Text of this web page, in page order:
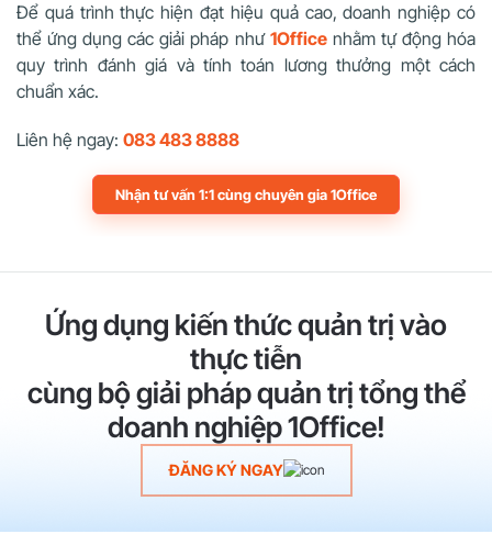
Để quá trình thực hiện đạt hiệu quả cao, doanh nghiệp có
thể ứng dụng các giải pháp như 1Office nhằm tự động hóa
quy trình đánh giá và tính toán lương thưởng một cách
chuẩn xác.
Liên hệ ngay: 083 483 8888
Nhận tư vấn 1:1 cùng chuyên gia 1Office
Ứng dụng kiến thức quản trị vào
thực tiễn
cùng bộ giải pháp quản trị tổng thể
doanh nghiệp 1Office!
ĐĂNG KÝ NGAY